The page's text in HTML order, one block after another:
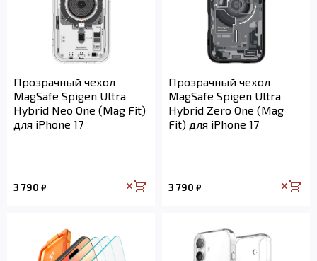
Прозрачный чехол
MagSafe Spigen Ultra
Hybrid Neo One (Mag Fit)
для iPhone 17
3 790 ₽
Прозрачный чехол
MagSafe Spigen Ultra
Hybrid Zero One (Mag
Fit) для iPhone 17
3 790 ₽